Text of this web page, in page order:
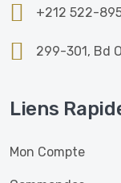
+212 522-
299-301, Bd
Liens
Mon Compte